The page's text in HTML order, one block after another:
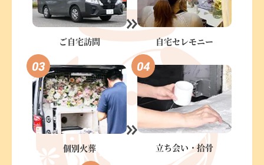
ご自宅訪問 自宅セレモニー
個別火葬 立ち会い・拾骨